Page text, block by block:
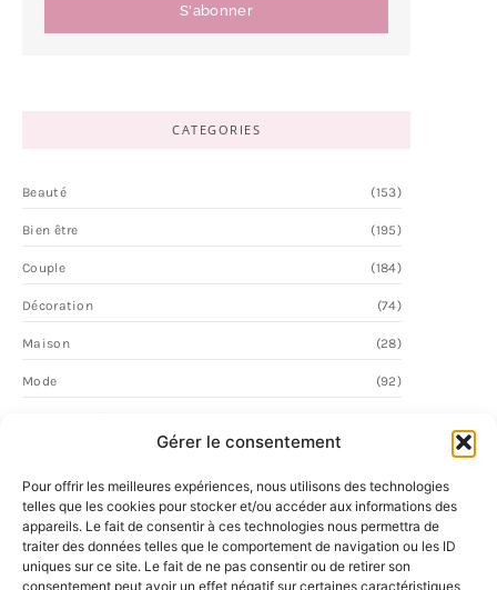
Gérer le consentement
Pour offrir les meilleures expériences, nous utilisons des technologies
telles que les cookies pour stocker et/ou accéder aux informations des
appareils. Le fait de consentir à ces technologies nous permettra de
traiter des données telles que le comportement de navigation ou les ID
uniques sur ce site. Le fait de ne pas consentir ou de retirer son
consentement peut avoir un effet négatif sur certaines caractéristiques
S'abonner
CATEGORIES
Beauté (153)
Bien être (195)
Couple (184)
Décoration (74)
Maison (28)
Mode (92)